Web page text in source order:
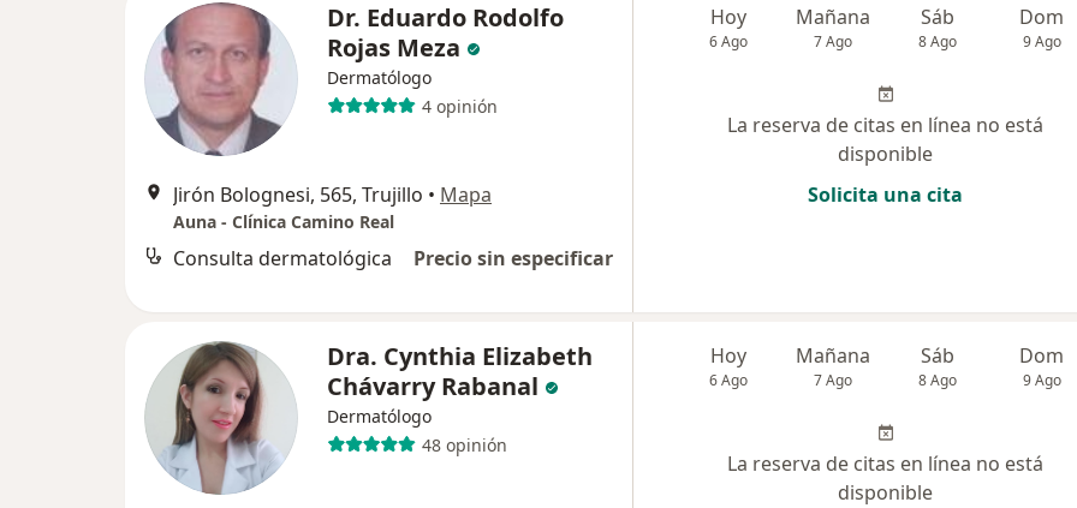
Dr. Eduardo Rodolfo
Rojas Meza
Dermatólogo
4 opinión
Jirón Bolognesi, 565, Trujillo • Mapa
Auna - Clínica Camino Real
Consulta dermatológica Precio sin especificar
Hoy
6 Ago
Mañana
7 Ago
Sáb
8 Ago
Dom
9 Ago
La reserva de citas en línea no está
disponible
Solicita una cita
Dra. Cynthia Elizabeth
Chávarry Rabanal
Dermatólogo
48 opinión
Hoy
6 Ago
Mañana
7 Ago
Sáb
8 Ago
Dom
9 Ago
La reserva de citas en línea no está
disponible